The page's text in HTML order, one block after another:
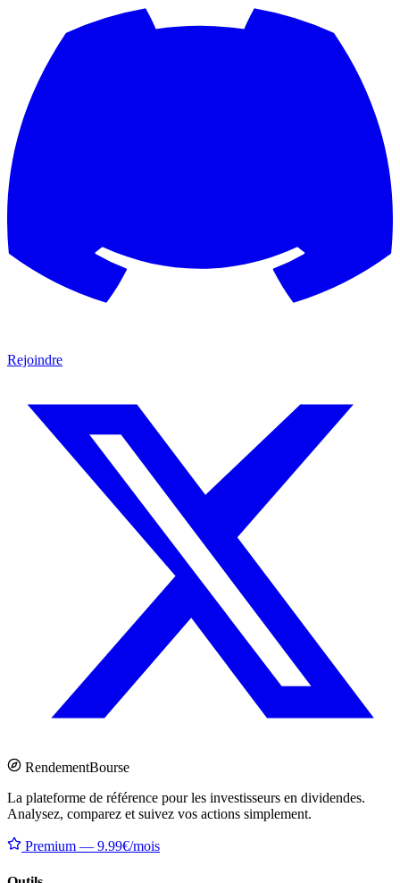
Rejoindre
RendementBourse
La plateforme de référence pour les investisseurs en dividendes.
Analysez, comparez et suivez vos actions simplement.
Premium — 9.99€/mois